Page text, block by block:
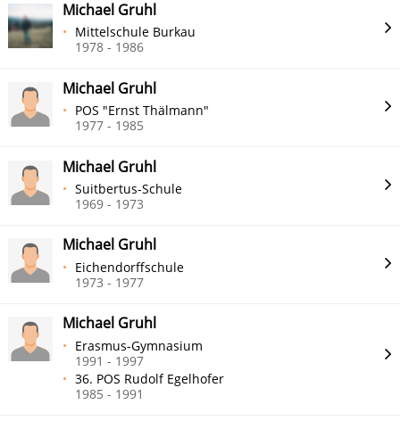
Michael Gruhl
Mittelschule Burkau
1978 - 1986
Michael Gruhl
POS "Ernst Thälmann"
1977 - 1985
Michael Gruhl
Suitbertus-Schule
1969 - 1973
Michael Gruhl
Eichendorffschule
1973 - 1977
Michael Gruhl
Erasmus-Gymnasium
1991 - 1997
36. POS Rudolf Egelhofer
1985 - 1991